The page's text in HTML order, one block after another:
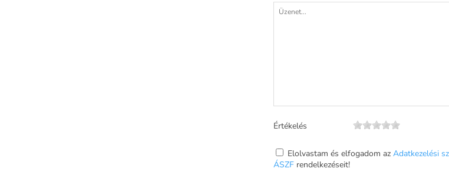
Értékelés
Elolvastam és elfogadom az Adatkezelési
ÁSZFrendelkezéseit!